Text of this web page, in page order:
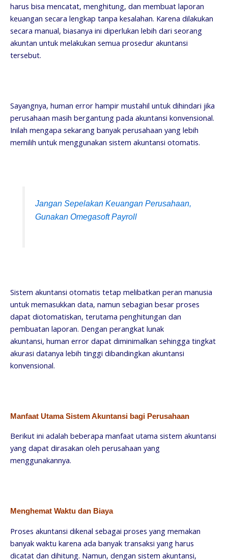
harus bisa mencatat, menghitung, dan membuat laporan
keuangan secara lengkap tanpa kesalahan. Karena dilakukan
secara manual, biasanya ini diperlukan lebih dari seorang
akuntan untuk melakukan semua prosedur akuntansi
tersebut.
Sayangnya, human error hampir mustahil untuk dihindari jika
perusahaan masih bergantung pada akuntansi konvensional.
Inilah mengapa sekarang banyak perusahaan yang lebih
memilih untuk menggunakan sistem akuntansi otomatis.
Jangan Sepelakan Keuangan Perusahaan,
Gunakan Omegasoft Payroll
Sistem akuntansi otomatis tetap melibatkan peran manusia
untuk memasukkan data, namun sebagian besar proses
dapat diotomatiskan, terutama penghitungan dan
pembuatan laporan. Dengan perangkat lunak
akuntansi, human error dapat diminimalkan sehingga tingkat
akurasi datanya lebih tinggi dibandingkan akuntansi
konvensional.
Manfaat Utama Sistem Akuntansi bagi Perusahaan
Berikut ini adalah beberapa manfaat utama sistem akuntansi
yang dapat dirasakan oleh perusahaan yang
menggunakannya.
Menghemat Waktu dan Biaya
Proses akuntansi dikenal sebagai proses yang memakan
banyak waktu karena ada banyak transaksi yang harus
dicatat dan dihitung. Namun, dengan sistem akuntansi,